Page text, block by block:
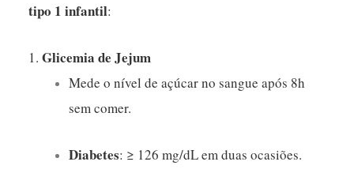
tipo 1 infantil:
1.Glicemia de Jejum
Mede o nível de açúcar no sangue após 8h
sem comer.
Diabetes: ≥ 126 mg/dL em duas ocasiões.